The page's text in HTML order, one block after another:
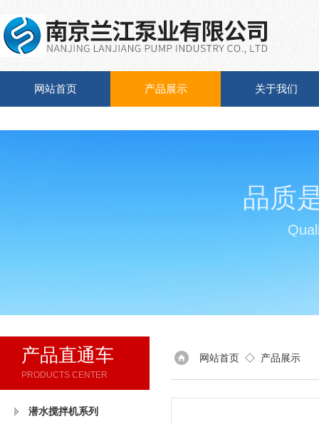
网站首页 产品展示 关于我们
品质
产品直通车
PRODUCTS CENTER
潜水搅拌机系列
网站首页 ◇ 产品展示